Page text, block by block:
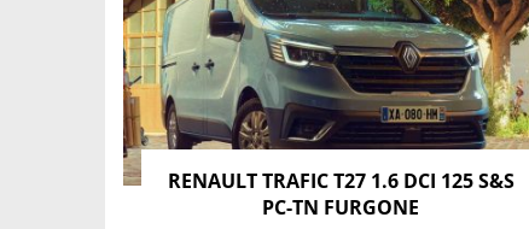
RENAULT TRAFIC T27 1.6 DCI 125 S&S
PC-TN FURGONE